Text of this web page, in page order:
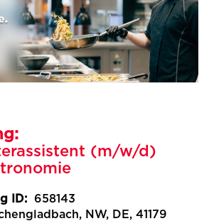
(m/w/d)
ID: 658143
NW, DE, 41179